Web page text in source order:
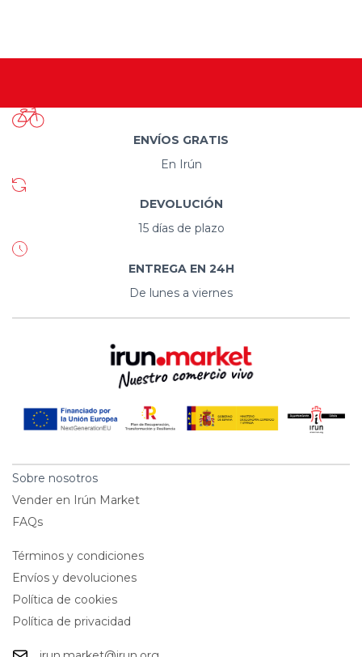
ENVÍOS GRATIS
En Irún
DEVOLUCIÓN
15 días de plazo
ENTREGA EN 24H
De lunes a viernes
Sobre nosotros
Vender en Irún Market
FAQs
Términos y condiciones
Envíos y devoluciones
Política de cookies
Política de privacidad